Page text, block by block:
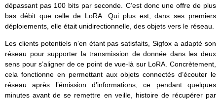
dépassant pas 100 bits par seconde. C’est donc une offre de plus
bas débit que celle de LoRA. Qui plus est, dans ses premiers
déploiements, elle était unidirectionnelle, des objets vers le réseau.
Les clients potentiels n’en étant pas satisfaits, Sigfox a adapté son
réseau pour supporter la transmission de donnée dans les deux
sens pour s’aligner de ce point de vue-là sur LoRA. Concrètement,
cela fonctionne en permettant aux objets connectés d’écouter le
réseau après l’émission d’informations, ce pendant quelques
minutes avant de se remettre en veille, histoire de récupérer par